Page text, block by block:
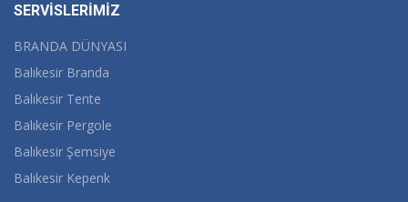
SERVİSLERİMİZ
BRANDA DÜNYASI
Balıkesir Branda
Balıkesir Tente
Balıkesir Pergole
Balıkesir Şemsiye
Balıkesir Kepenk